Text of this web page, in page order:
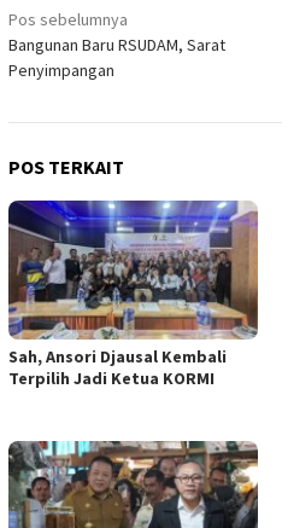
Navigasi
pos
Pos sebelumnya
Bangunan Baru RSUDAM, Sarat
Penyimpangan
POS TERKAIT
Sah, Ansori Djausal Kembali
Terpilih Jadi Ketua KORMI